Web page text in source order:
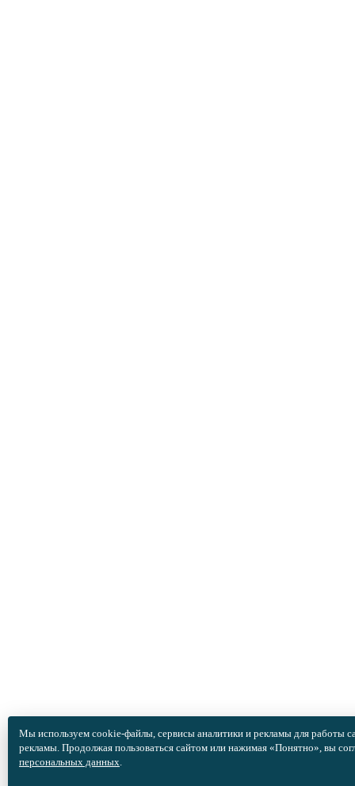
Мы используем cookie-файлы, сервисы аналитики и рекламы для работы
рекламы. Продолжая пользоваться сайтом или нажимая «Понятно», вы
персональных данных.